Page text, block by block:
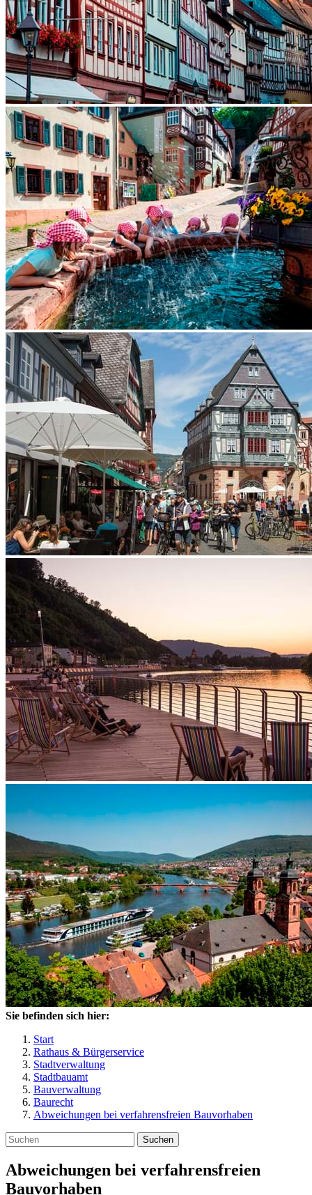
Sie befinden sich hier:
Start
Rathaus & Bürgerservice
Stadtverwaltung
Stadtbauamt
Bauverwaltung
Baurecht
Abweichungen bei verfahrensfreien Bauvorhaben
Suchen
Abweichungen bei verfahrensfreien
Bauvorhaben